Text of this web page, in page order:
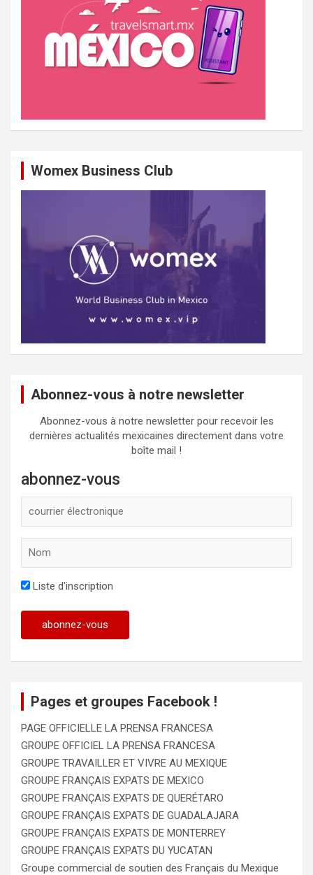
Womex Business Club
Abonnez-vous à notre newsletter
Abonnez-vous à notre newsletter pour recevoir les
dernières actualités mexicaines directement dans votre
boîte mail !
abonnez-vous
Liste d'inscription
Pages et groupes Facebook !
PAGE OFFICIELLE LA PRENSA FRANCESA
GROUPE OFFICIEL LA PRENSA FRANCESA
GROUPE TRAVAILLER ET VIVRE AU MEXIQUE
GROUPE FRANÇAIS EXPATS DE MEXICO
GROUPE FRANÇAIS EXPATS DE QUERÉTARO
GROUPE FRANÇAIS EXPATS DE GUADALAJARA
GROUPE FRANÇAIS EXPATS DE MONTERREY
GROUPE FRANÇAIS EXPATS DU YUCATAN
Groupe commercial de soutien des Français du Mexique